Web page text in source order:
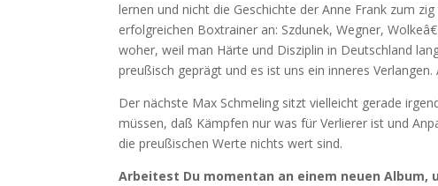
lernen und nicht die Geschichte der Anne Frank zum
erfolgreichen Boxtrainer an: Szdunek, Wegner,
woher, weil man Härte und Disziplin in Deutschland
preußisch geprägt und es ist uns ein inneres
Der nächste Max Schmeling sitzt vielleicht gerade
müssen, daß Kämpfen nur was für Verlierer ist und
die preußischen Werte nichts wert sind.
Arbeitest Du momentan an einem neuen Album,